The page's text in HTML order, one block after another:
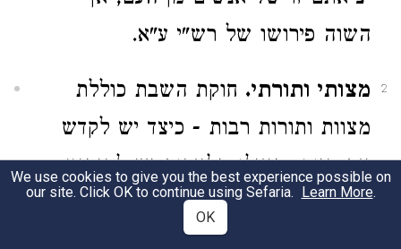
השוה פירושו של רש"י ע"א.
2 מצותי ותורתי. חוקת השבת כוללת
מצוות ותורות רבות - כיצד יש לקדש
את היום, מאילו מלאכות יש להימנע,
להקדיש את היום לה' וכיו"ב.
We use cookies to give you the best experience possible on
our site. Click OK to continue using Sefaria. Learn More.
OK